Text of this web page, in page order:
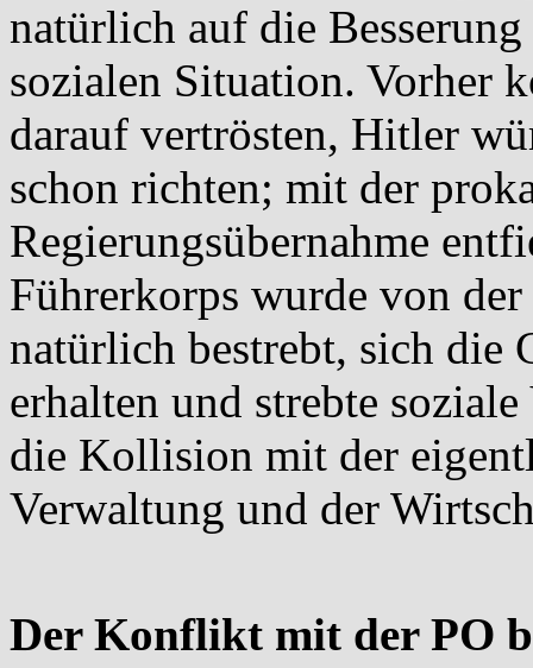
natürlich auf die
sozialen Situation. Vorher
darauf vertrösten, Hitler
schon richten; mit der
Regierungsübernahme
Führerkorps wurde von
natürlich bestrebt, sich die
erhalten und strebte
die Kollision mit der
Verwaltung und der
Der Konflikt mit der PO